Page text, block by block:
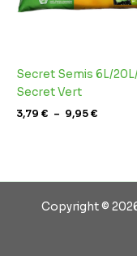
Secret Semis 6L/
Secret Vert
3,79 € – 9,95€
Copyright ©